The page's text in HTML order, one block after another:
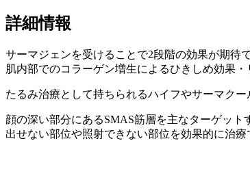
詳細情報
サーマジェンを受けることで2段階の効果が期待
肌内部でのコラーゲン増生によるひきしめ効果・
たるみ治療として持ちられるハイフやサーマク
顔の深い部分にあるSMAS筋層を主なターゲッ
出せない部位や照射できない部位を効果的に治